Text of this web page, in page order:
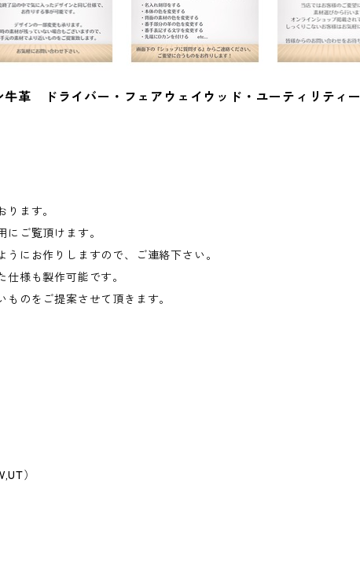
牛革 ドライバー・フェアウェイウッド・ユーティリティー
ます。
ご覧頂けます。
にお作りしますので、ご連絡下さい。
様も製作可能です。
のをご提案させて頂きます。
）